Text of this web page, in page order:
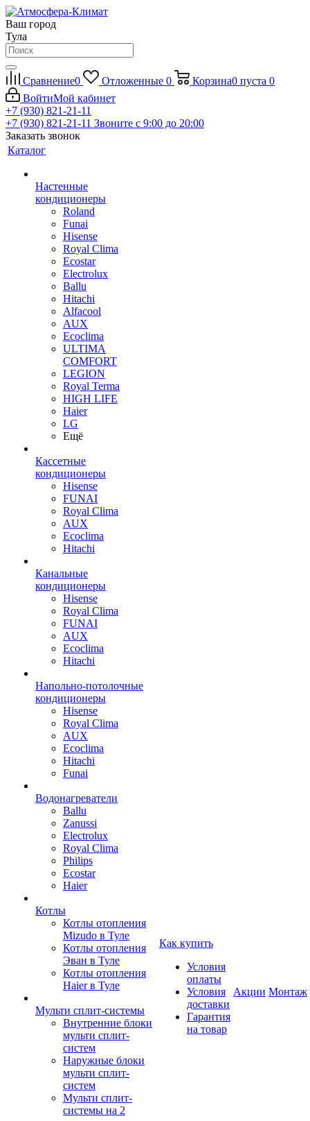
Ваш город
Тула
Сравнение0 Отложенные 0 Корзина0 пуста 0
ВойтиМой кабинет
+7 (930) 821-21-11
+7 (930) 821-21-11 Звоните с 9:00 до 20:00
Заказать звонок
Каталог
Настенные
кондиционеры
Roland
Funai
Hisense
Royal Clima
Ecostar
Electrolux
Ballu
Hitachi
Alfacool
AUX
Ecoclima
ULTIMA
COMFORT
LEGION
Royal Terma
HIGH LIFE
Haier
LG
Ещё
Кассетные
кондиционеры
Hisense
FUNAI
Royal Clima
AUX
Ecoclima
Hitachi
Канальные
кондиционеры
Hisense
Royal Clima
FUNAI
AUX
Ecoclima
Hitachi
Напольно-потолочные
кондиционеры
Hisense
Royal Clima
AUX
Ecoclima
Hitachi
Funai
Водонагреватели
Ballu
Zanussi
Electrolux
Royal Clima
Philips
Ecostar
Haier
Котлы
Котлы отопления
Mizudo в Туле
Котлы отопления
Эван в Туле
Котлы отопления
Haier в Туле
Мульти сплит-системы
Внутренние блоки
мульти сплит-
систем
Наружные блоки
мульти сплит-
систем
Мульти сплит-
системы на 2
Как купить
Условия
оплаты
Условия
доставки
Гарантия
на товар
Акции Монтаж